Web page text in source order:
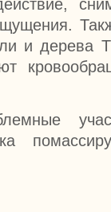
и дерева